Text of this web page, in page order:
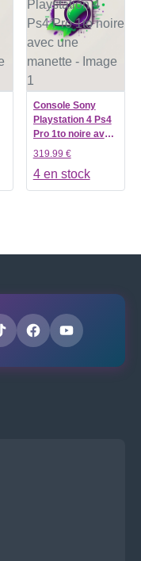
Console Sony
Playstation 4 Ps4
Pro 1to noire avec
une manette
319.99 €
4 en stock